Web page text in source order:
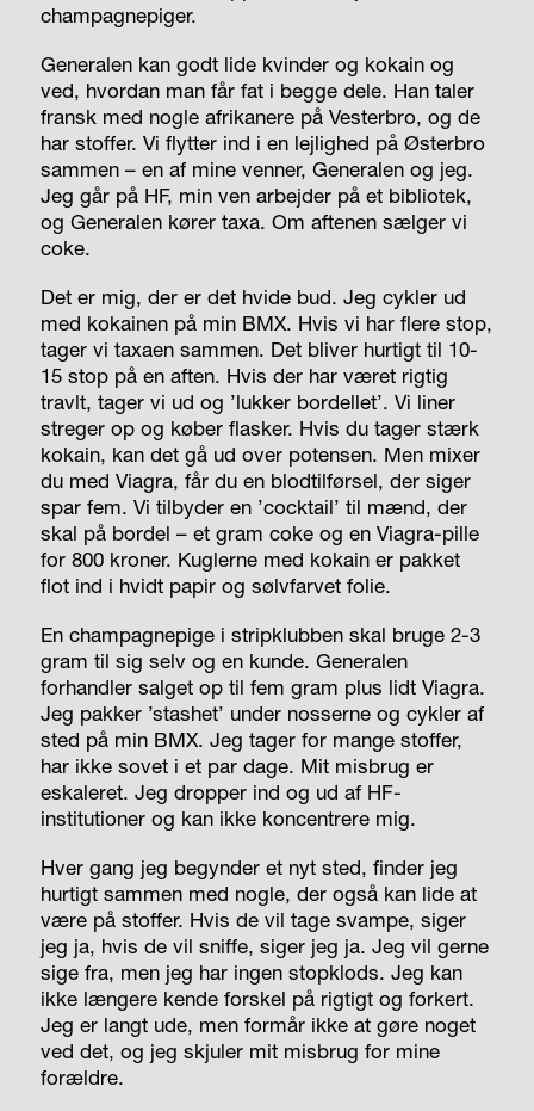
champagnepiger.
Generalen kan godt lide kvinder og kokain og
ved, hvordan man får fat i begge dele. Han taler
fransk med nogle afrikanere på Vesterbro, og de
har stoffer. Vi flytter ind i en lejlighed på Østerbro
sammen – en af mine venner, Generalen og jeg.
Jeg går på HF, min ven arbejder på et bibliotek,
og Generalen kører taxa. Om aftenen sælger vi
coke.
Det er mig, der er det hvide bud. Jeg cykler ud
med kokainen på min BMX. Hvis vi har flere stop,
tager vi taxaen sammen. Det bliver hurtigt til 10-
15 stop på en aften. Hvis der har været rigtig
travlt, tager vi ud og ’lukker bordellet’. Vi liner
streger op og køber flasker. Hvis du tager stærk
kokain, kan det gå ud over potensen. Men mixer
du med Viagra, får du en blodtilførsel, der siger
spar fem. Vi tilbyder en ’cocktail’ til mænd, der
skal på bordel – et gram coke og en Viagra-pille
for 800 kroner. Kuglerne med kokain er pakket
flot ind i hvidt papir og sølvfarvet folie.
En champagnepige i stripklubben skal bruge 2-3
gram til sig selv og en kunde. Generalen
forhandler salget op til fem gram plus lidt Viagra.
Jeg pakker ’stashet’ under nosserne og cykler af
sted på min BMX. Jeg tager for mange stoffer,
har ikke sovet i et par dage. Mit misbrug er
eskaleret. Jeg dropper ind og ud af HF-
institutioner og kan ikke koncentrere mig.
Hver gang jeg begynder et nyt sted, finder jeg
hurtigt sammen med nogle, der også kan lide at
være på stoffer. Hvis de vil tage svampe, siger
jeg ja, hvis de vil sniffe, siger jeg ja. Jeg vil gerne
sige fra, men jeg har ingen stopklods. Jeg kan
ikke længere kende forskel på rigtigt og forkert.
Jeg er langt ude, men formår ikke at gøre noget
ved det, og jeg skjuler mit misbrug for mine
forældre.